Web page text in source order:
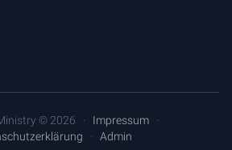
© 2026
Impressum
Admin